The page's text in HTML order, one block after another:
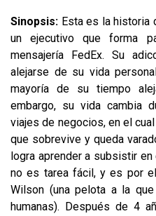
Sinopsis: Esta es la historia
un ejecutivo que forma
mensajería FedEx. Su
alejarse de su vida
mayoría de su tiempo
embargo, su vida cambia
viajes de negocios, en el
que sobrevive y queda
logra aprender a subsistir
no es tarea fácil, y es por
Wilson (una pelota a la
humanas). Después de 4